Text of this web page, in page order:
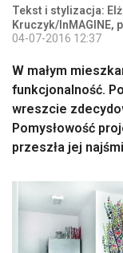
Tekst i stylizacja:
Kruczyk/InMAGINE,
04-07-2016 12:37
W małym
funkcjonalność.
wreszcie
Pomysłowość
przeszła jej